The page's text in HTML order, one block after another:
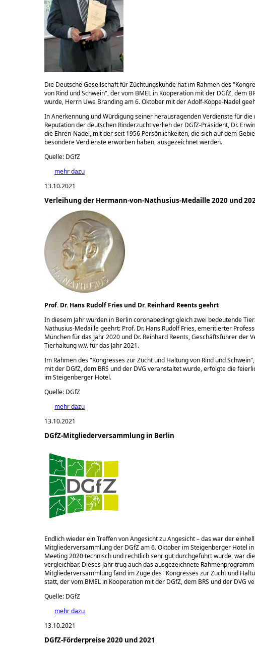
Die Deutsche Gesellschaft für Züchtungskunde hat im Rahmen des
von Rind und Schwein , der vom BMEL in Kooperation mit der DGfZ, dem
wurde, Herrn Uwe Branding am 6. Oktober mit der Adolf-Köppe-Nadel
In Anerkennung und Würdigung seiner herausragenden Verdienste für
Reputation der deutschen Rinderzucht verlieh der DGfZ-Präsident, Dr.
die Ehren-Nadel, mit der seit 1956 Persönlichkeiten, die sich auf dem
besondere Verdienste erworben haben, ausgezeichnet werden.
Quelle: DGfZ
mehr dazu
13.10.2021
Verleihung der Hermann-von-Nathusius-Medaille 2020 und
Prof. Dr. Hans Rudolf Fries und Dr. Reinhard Reents geehrt
In diesem Jahr wurden in Berlin coronabedingt gleich zwei bedeutende
Nathusius-Medaille geehrt: Prof. Dr. Hans Rudolf Fries, emeritierter
München für das Jahr 2020 und Dr. Reinhard Reents, Geschäftsführer der
Tierhaltung w.V. für das Jahr 2021.
Im Rahmen des Kongresses zur Zucht und Haltung von Rind und Schwein
mit der DGfZ, dem BRS und der DVG veranstaltet wurde, erfolgte die
im Steigenberger Hotel.
Quelle: DGfZ
mehr dazu
13.10.2021
DGfZ-Mitgliederversammlung in Berlin
Endlich wieder ein Treffen von Angesicht zu Angesicht – das war der
Mitgliederversammlung der DGfZ am 6. Oktober im Steigenberger Hotel
Meeting 2020 technisch und rechtlich sehr gut durchgeführt wurde, war
vergleichbar. Dieses Jahr trug auch das ausgezeichnete
Mitgliederversammlung fand im Zuge des Kongresses zur Zucht und
statt, der vom BMEL in Kooperation mit der DGfZ, dem BRS und der DVG
Quelle: DGfZ
mehr dazu
13.10.2021
DGfZ-Förderpreise 2020 und 2021